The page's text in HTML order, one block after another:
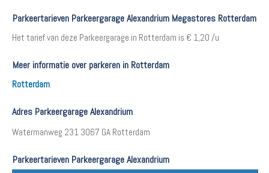
Parkeertarieven Parkeergarage Alexandrium Megastores Rotterdam
Het tarief van deze Parkeergarage in Rotterdam is € 1,20 /u
Meer informatie over parkeren in Rotterdam
Rotterdam.
Adres Parkeergarage Alexandrium
Watermanweg 231‎ 3067 GA Rotterdam
Parkeertarieven Parkeergarage Alexandrium